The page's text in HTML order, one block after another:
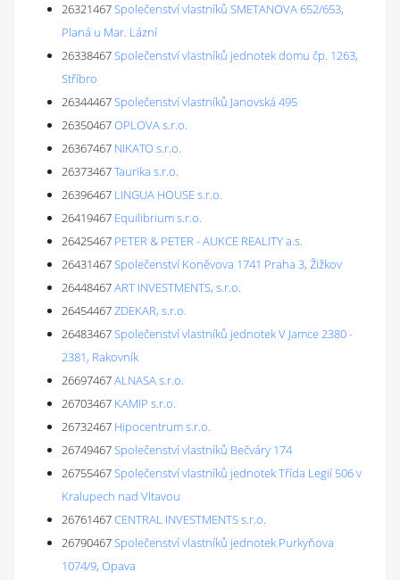
26321467Společenství vlastníků SMETANOVA 652/653,
Planá u Mar. Lázní
26338467Společenství vlastníků jednotek domu čp. 1263,
Stříbro
26344467Společenství vlastníků Janovská 495
26350467OPLOVA s.r.o.
26367467 NIKATO s.r.o.
26373467Taurika s.r.o.
26396467 LINGUA HOUSE s.r.o.
26419467 Equilibrium s.r.o.
26425467 PETER & PETER - AUKCE REALITY a.s.
26431467Společenství Koněvova 1741 Praha 3, Žižkov
26448467ART INVESTMENTS, s.r.o.
26454467ZDEKAR, s.r.o.
26483467Společenství vlastníků jednotek V Jamce 2380 -
2381, Rakovník
26697467ALNASA s.r.o.
26703467 KAMIP s.r.o.
26732467 Hipocentrum s.r.o.
26749467Společenství vlastníků Bečváry 174
26755467Společenství vlastníků jednotek Třída Legií 506 v
Kralupech nad Vltavou
26761467CENTRAL INVESTMENTS s.r.o.
26790467Společenství vlastníků jednotek Purkyňova
1074/9, Opava